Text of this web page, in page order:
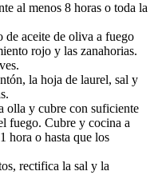
al menos 8 horas o toda la
de aceite de oliva a fuego
rojo y las zanahorias.
la hoja de laurel, sal y
olla y cubre con suficiente
fuego. Cubre y cocina a
hora o hasta que los
rectifica la sal y la